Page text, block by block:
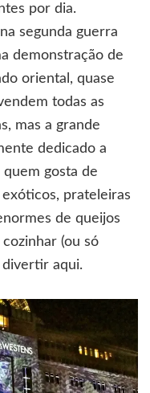
por dia.
segunda guerra
demonstração de
oriental, quase
todas as
mas a grande
dedicado a
gosta de
prateleiras
de queijos
(ou só
divertir aqui.